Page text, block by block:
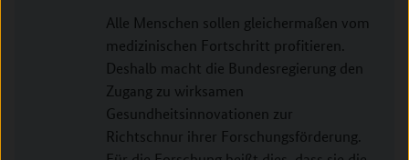
Alle Menschen sollen gleichermaßen vom
medizinischen Fortschritt profitieren.
Deshalb macht die Bundesregierung den
Zugang zu wirksamen
Gesundheitsinnovationen zur
Richtschnur ihrer Forschungsförderung.